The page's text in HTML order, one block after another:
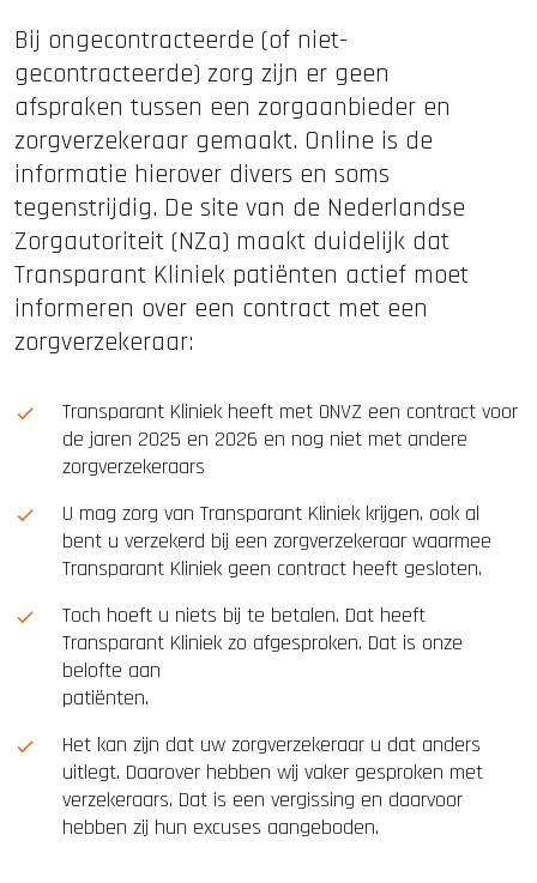
Bij ongecontracteerde (of niet-
gecontracteerde) zorg zijn er geen
afspraken tussen een zorgaanbieder en
zorgverzekeraar gemaakt. Online is de
informatie hierover divers en soms
tegenstrijdig. De site van de Nederlandse
Zorgautoriteit (NZa) maakt duidelijk dat
Transparant Kliniek patiënten actief moet
informeren over een contract met een
zorgverzekeraar:
Transparant Kliniek heeft met ONVZ een contract voor
de jaren 2025 en 2026 en nog niet met andere
zorgverzekeraars
U mag zorg van Transparant Kliniek krijgen, ook al
bent u verzekerd bij een zorgverzekeraar waarmee
Transparant Kliniek geen contract heeft gesloten.
Toch hoeft u niets bij te betalen. Dat heeft
Transparant Kliniek zo afgesproken. Dat is onze
belofte aan
patiënten.
Het kan zijn dat uw zorgverzekeraar u dat anders
uitlegt. Daarover hebben wij vaker gesproken met
verzekeraars. Dat is een vergissing en daarvoor
hebben zij hun excuses aangeboden.